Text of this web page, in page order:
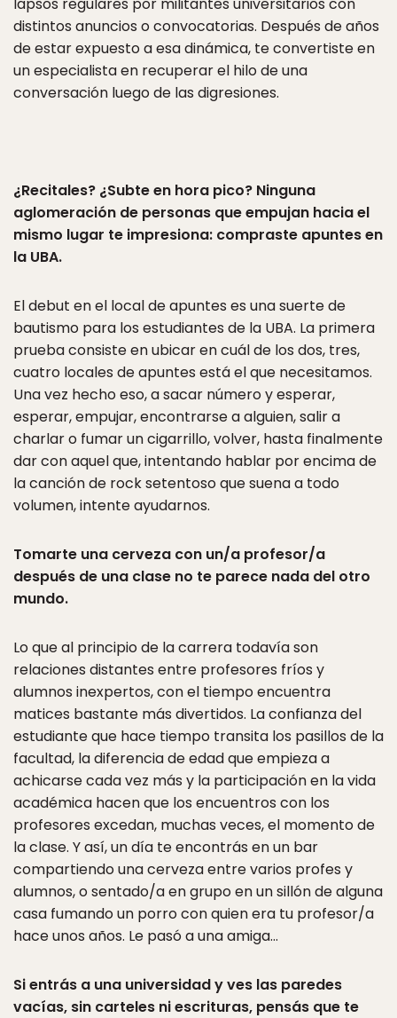
distintos anuncios o convocatorias. Después de años
de estar expuesto a esa dinámica, te convertiste en
un especialista en recuperar el hilo de una
conversación luego de las digresiones.
¿Recitales? ¿Subte en hora pico? Ninguna
aglomeración de personas que empujan hacia el
mismo lugar te impresiona: compraste apuntes en
la UBA.
El debut en el local de apuntes es una suerte de
bautismo para los estudiantes de la UBA. La primera
prueba consiste en ubicar en cuál de los dos, tres,
cuatro locales de apuntes está el que necesitamos.
Una vez hecho eso, a sacar número y esperar,
esperar, empujar, encontrarse a alguien, salir a
charlar o fumar un cigarrillo, volver, hasta finalmente
dar con aquel que, intentando hablar por encima de
la canción de rock setentoso que suena a todo
volumen, intente ayudarnos.
Tomarte una cerveza con un/a profesor/a
después de una clase no te parece nada del otro
mundo.
Lo que al principio de la carrera todavía son
relaciones distantes entre profesores fríos y
alumnos inexpertos, con el tiempo encuentra
matices bastante más divertidos. La confianza del
estudiante que hace tiempo transita los pasillos de la
facultad, la diferencia de edad que empieza a
achicarse cada vez más y la participación en la vida
académica hacen que los encuentros con los
profesores excedan, muchas veces, el momento de
la clase. Y así, un día te encontrás en un bar
compartiendo una cerveza entre varios profes y
alumnos, o sentado/a en grupo en un sillón de alguna
casa fumando un porro con quien era tu profesor/a
hace unos años. Le pasó a una amiga…
Si entrás a una universidad y ves las paredes
vacías, sin carteles ni escrituras, pensás que te